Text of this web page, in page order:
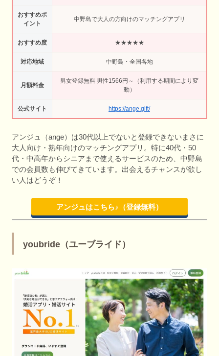
おすすめポ
イント
中野島で大人の方向けのマッチングアプリ
おすすめ度 ★★★★★
対応地域 中野島・全国各地
月額料金
男女登録無料 男性1566円～（利用する期間により変
動）
公式サイト https://ange.gift/
アンジュ（ange）は30代以上でないと登録できないまさに
大人向け・熟年向けのマッチングアプリ。特に40代・50
代・中高年からシニアまで使えるサービスのため、中野島
での会員数も伸びてきています。出会えるチャンスが欲し
い人はどうぞ！
アンジュはこちら♪（登録無料）
youbride（ユーブライド）